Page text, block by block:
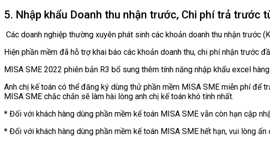
5. Nhập khẩu Doanh thu nhận trước, Chi phí trả trước
Các doanh nghiệp thường xuyên phát sinh các khoản doanh thu nhận trước
Hiện phần mềm đã hỗ trợ khai báo các khoản doanh thu, chi phí nhận trước
MISA SME 2022 phiên bản R3 bổ sung thêm tính năng nhập khẩu excel
Anh chị kế toán có thể đăng ký dùng thử phần mềm MISA SME miễn phí để
MISA SME chắc chắn sẽ làm hài lòng anh chị kế toán khó tính nhất.
* Đối với khách hàng dùng phần mềm kế toán MISA SME vẫn còn hạn cập
* Đối với khách hàng dùng phần mềm kế toán MISA SME hết hạn, vui lòng